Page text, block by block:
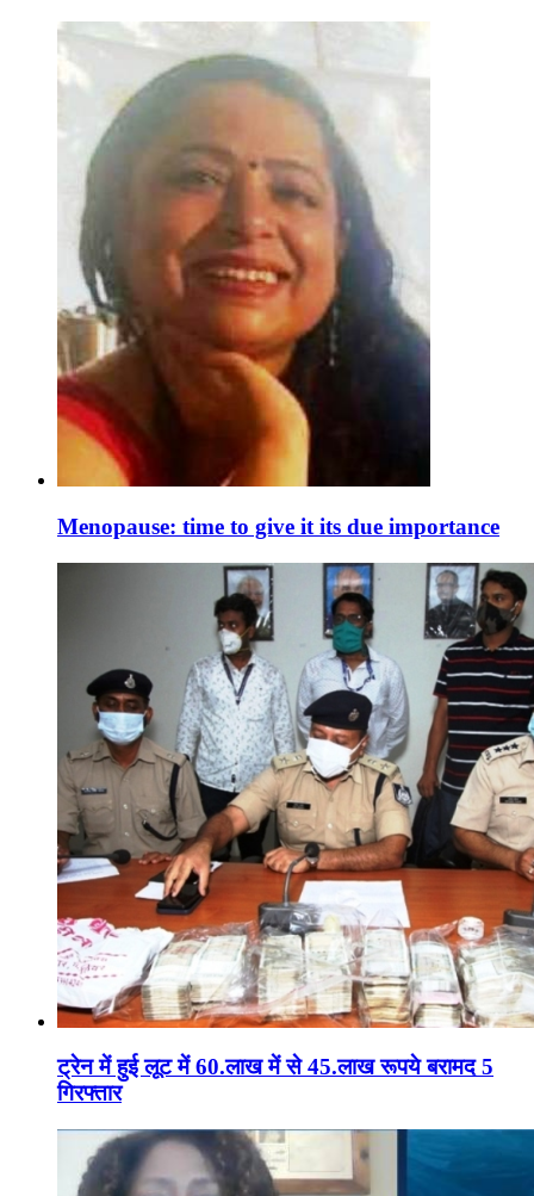
Menopause: time to give it its due importance
ट्रेन में हुई लूट में 60.लाख में से 45.लाख रूपये बरामद 5
गिरफ्तार